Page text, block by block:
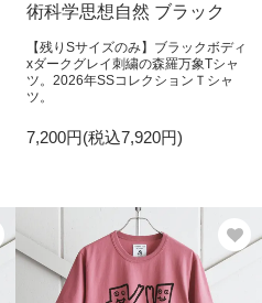
術科学思想自然 ブラック
【残りSサイズのみ】ブラックボディ
xダークグレイ刺繍の森羅万象Tシャ
ツ。2026年SSコレクションＴシャ
ツ。
7,200円(税込7,920円)